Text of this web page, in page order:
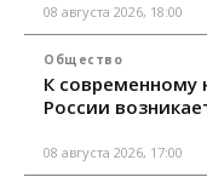
08 августа 2026, 18:00
Общество
К современному
России
08 августа 2026, 17:00